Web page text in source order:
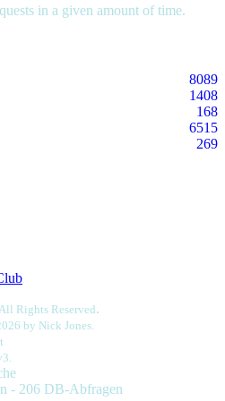
in a given amount of time.
8089
1408
168
6515
269
Rights Reserved.
by Nick Jones.
- 206 DB-Abfragen